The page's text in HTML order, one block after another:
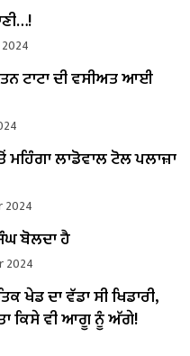
ਟਾਟਾ ਦੀ ਵਸੀਅਤ ਆਈ
ਮਹਿੰਗਾ ਲਾਡੋਵਾਲ ਟੋਲ ਪਲਾਜ਼ਾ
2024
ਬੋਲਦਾ ਹੈ
2024
ਖੇਡ ਦਾ ਵੱਡਾ ਸੀ ਖਿਡਾਰੀ,
ਕਿਸੇ ਵੀ ਆਗੂ ਨੂੰ ਅੱਗੇ!